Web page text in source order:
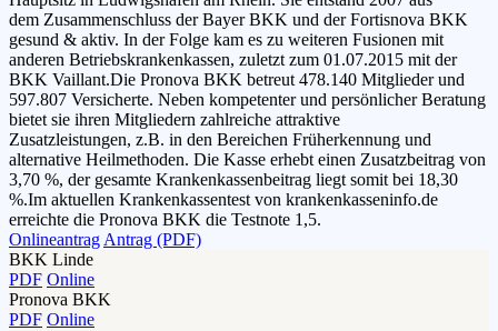
dem Zusammenschluss der Bayer BKK und der Fortisnova BKK
gesund & aktiv. In der Folge kam es zu weiteren Fusionen mit
anderen Betriebskrankenkassen, zuletzt zum 01.07.2015 mit der
BKK Vaillant.Die Pronova BKK betreut 478.140 Mitglieder und
597.807 Versicherte. Neben kompetenter und persönlicher Beratung
bietet sie ihren Mitgliedern zahlreiche attraktive
Zusatzleistungen, z.B. in den Bereichen Früherkennung und
alternative Heilmethoden. Die Kasse erhebt einen Zusatzbeitrag von
3,70 %, der gesamte Krankenkassenbeitrag liegt somit bei 18,30
%.Im aktuellen Krankenkassentest von krankenkasseninfo.de
erreichte die Pronova BKK die Testnote 1,5.
Onlineantrag Antrag (PDF)
BKK Linde
PDF Online
Pronova BKK
PDF Online